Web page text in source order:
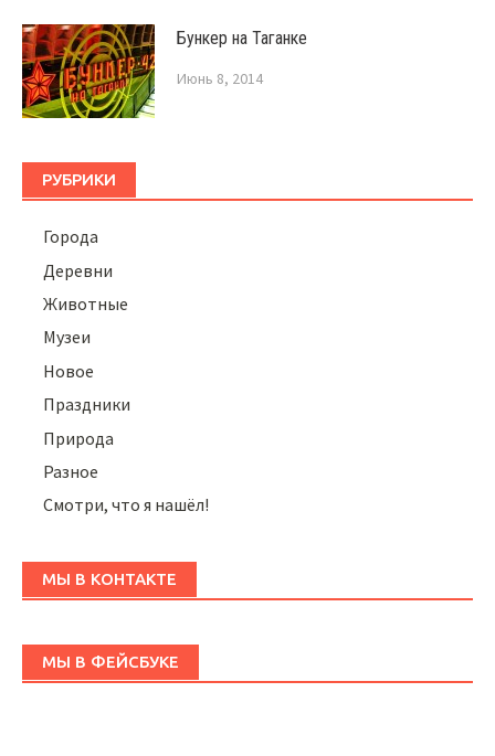
Бункер на Таганке
Июнь 8, 2014
РУБРИКИ
Города
Деревни
Животные
Музеи
Новое
Праздники
Природа
Разное
Смотри, что я нашёл!
МЫ В КОНТАКТЕ
МЫ В ФЕЙСБУКЕ